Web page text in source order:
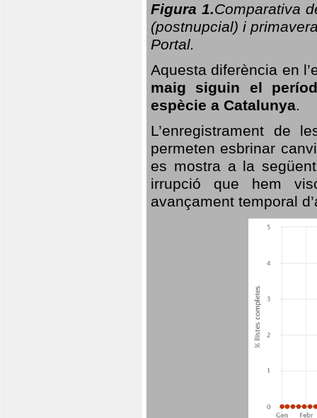
Figura 1.Comparativa
(postnupcial) i
Portal.
Aquesta diferència en
maig siguin el
espècie a Catalunya.
L’enregistrament de
permeten esbrinar
es mostra a la
irrupció que hem
avançament temporal